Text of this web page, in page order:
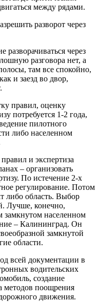
между рядами.
разворот через
через
разговора нет, а
там все спокойно,
и заезд во двор,
правил, оценку
потребуется 1-2 года,
пилотного
либо населенном
и экспертиза
– организовать
По истечение 2-х
регулирование. Потом
либо область. Выбор
Лучше, конечно,
замкнутом населенном
– Калининград. Он
замкнутой
области.
всей документации в
водительских
создание
методов поощрения
движения.